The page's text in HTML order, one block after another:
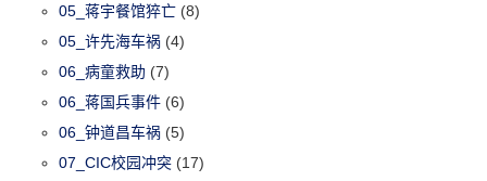
05_蒋宇餐馆猝亡 (8)
05_许先海车祸 (4)
06_病童救助 (7)
06_蒋国兵事件 (6)
06_钟道昌车祸 (5)
07_CIC校园冲突 (17)